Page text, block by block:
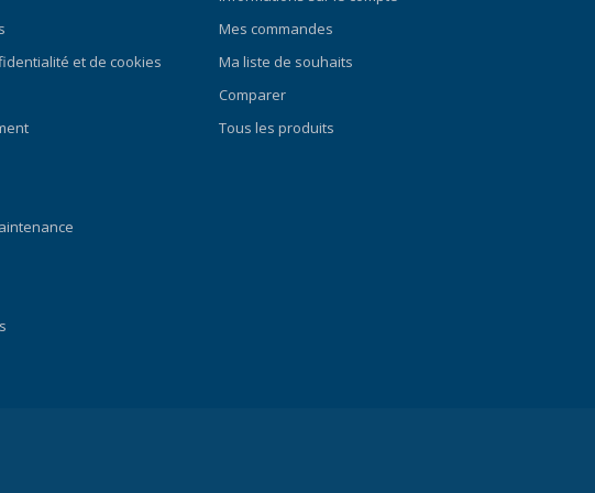
et de cookies
Mes commandes
Ma liste de souhaits
Comparer
Tous les produits